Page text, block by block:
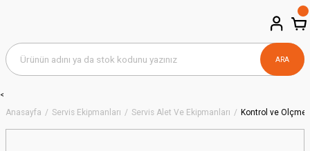
ARA
<
Anasayfa Servis Ekipmanları Servis Alet Ve Ekipmanları Kontrol ve Ölçme